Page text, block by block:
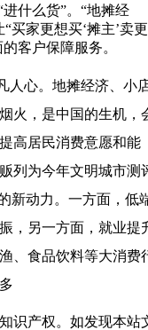
什么货”。“地摊经
买家更想买‘摊主’卖更
客户保障服务。
心。地摊经济、小
火，是中国的生机，
高居民消费意愿和能
列为今年文明城市测
新动力。一方面，低
，另一方面，就业提
、食品饮料等大消费
识产权。如发现本站